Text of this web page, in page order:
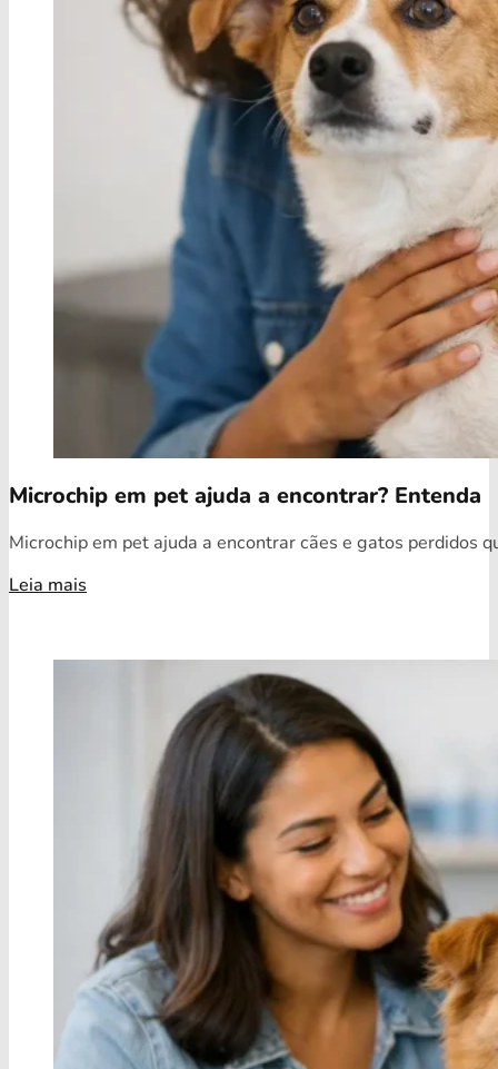
Microchip em pet ajuda a encontrar? Entenda
Microchip em pet ajuda a encontrar cães e gatos perdidos
Leia mais